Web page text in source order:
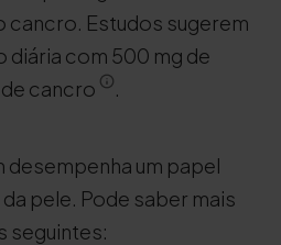
cancro. Estudos sugerem
diária com 500 mg de
cancro
.
um papel
pele. Pode saber mais
seguintes: